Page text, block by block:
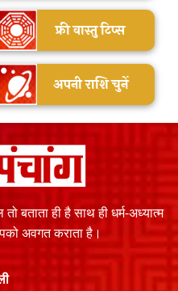
फ्री वास्तु टिप्स
अपनी राशि चुनें
बताता ही है साथ ही धर्म-अध्यात्म
अवगत कराता है।